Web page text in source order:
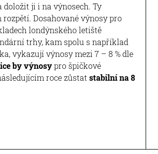
ji i na výnosech. Ty
rozpětí. Dosahované výnosy pro
londýnského letiště
trhy, kam spolu s například
vykazují výnosy mezi 7 – 8 % dle
by výnosypro špičkové
roce zůstat stabilní na 8